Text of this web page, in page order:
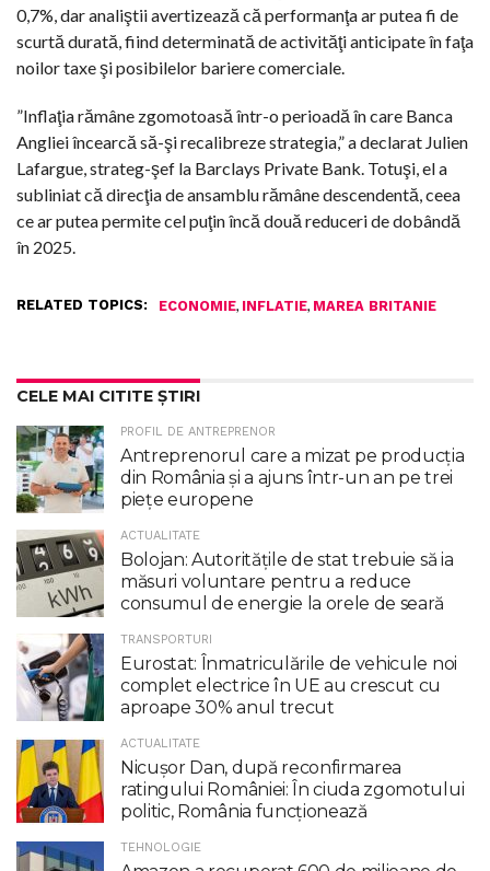
0,7%, dar analiştii avertizează că performanţa ar putea fi de
scurtă durată, fiind determinată de activităţi anticipate în faţa
noilor taxe şi posibilelor bariere comerciale.
”Inflaţia rămâne zgomotoasă într-o perioadă în care Banca
Angliei încearcă să-şi recalibreze strategia,” a declarat Julien
Lafargue, strateg-şef la Barclays Private Bank. Totuşi, el a
subliniat că direcţia de ansamblu rămâne descendentă, ceea
ce ar putea permite cel puţin încă două reduceri de dobândă
în 2025.
RELATED TOPICS: ECONOMIE, INFLATIE, MAREA BRITANIE
CELE MAI CITITE ȘTIRI
PROFIL DE ANTREPRENOR
Antreprenorul care a mizat pe producția
din România și a ajuns într-un an pe trei
piețe europene
ACTUALITATE
Bolojan: Autoritățile de stat trebuie să ia
măsuri voluntare pentru a reduce
consumul de energie la orele de seară
TRANSPORTURI
Eurostat: Înmatriculările de vehicule noi
complet electrice în UE au crescut cu
aproape 30% anul trecut
ACTUALITATE
Nicuşor Dan, după reconfirmarea
ratingului României: În ciuda zgomotului
politic, România funcţionează
TEHNOLOGIE